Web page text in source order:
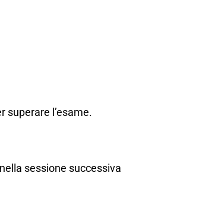
superare l’esame.
sessione successiva